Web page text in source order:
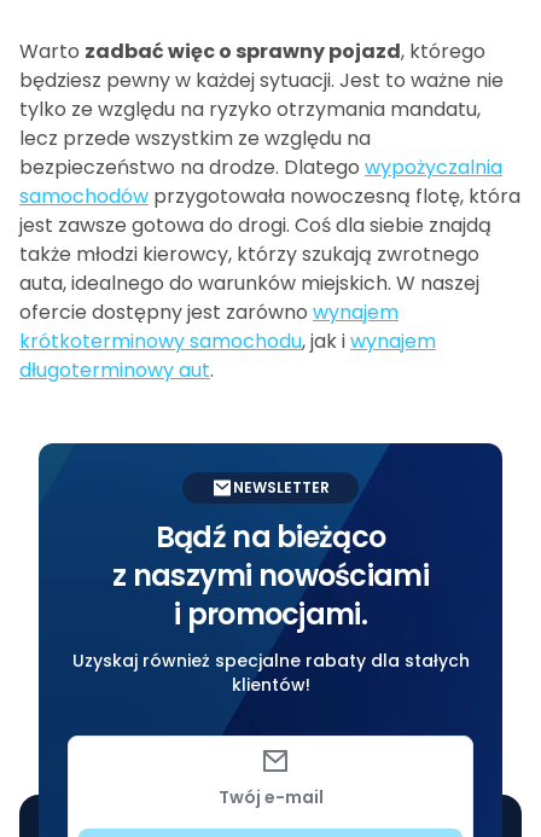
Warto zadbać więc o sprawny pojazd, którego
będziesz pewny w każdej sytuacji. Jest to ważne nie
tylko ze względu na ryzyko otrzymania mandatu,
lecz przede wszystkim ze względu na
bezpieczeństwo na drodze. Dlatego wypożyczalnia
samochodów przygotowała nowoczesną flotę, która
jest zawsze gotowa do drogi. Coś dla siebie znajdą
także młodzi kierowcy, którzy szukają zwrotnego
auta, idealnego do warunków miejskich. W naszej
ofercie dostępny jest zarówno wynajem
krótkoterminowy samochodu, jak iwynajem
długoterminowy aut.
NEWSLETTER
Bądź na bieżąco
z naszymi nowościami
i promocjami.
Uzyskaj również specjalne rabaty dla stałych
klientów!
Twój e-mail